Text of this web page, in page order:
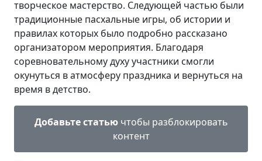
творческое мастерство. Следующей частью были
традиционные пасхальные игры, об истории и
правилах которых было подробно рассказано
организатором мероприятия. Благодаря
соревновательному духу участники смогли
окунуться в атмосферу праздника и вернуться на
время в детство.
Добавьте статьючтобы разблокировать
контент